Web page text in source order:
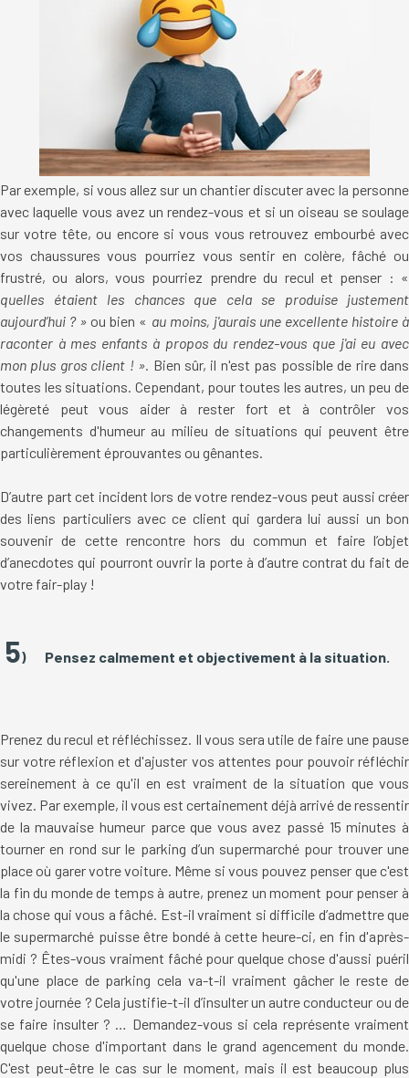
Par exemple, si vous allez sur un chantier discuter avec la personne
avec laquelle vous avez un rendez-vous et si un oiseau se soulage
sur votre tête, ou encore si vous vous retrouvez embourbé avec
vos chaussures vous pourriez vous sentir en colère, fâché ou
frustré, ou alors, vous pourriez prendre du recul et penser : «
quelles étaient les chances que cela se produise justement
aujourd’hui ? » ou bien « au moins, j'aurais une excellente histoire à
raconter à mes enfants à propos du rendez-vous que j'ai eu avec
mon plus gros client ! ». Bien sûr, il n'est pas possible de rire dans
toutes les situations. Cependant, pour toutes les autres, un peu de
légèreté peut vous aider à rester fort et à contrôler vos
changements d'humeur au milieu de situations qui peuvent être
particulièrement éprouvantes ou gênantes.
D’autre part cet incident lors de votre rendez-vous peut aussi créer
des liens particuliers avec ce client qui gardera lui aussi un bon
souvenir de cette rencontre hors du commun et faire l’objet
d’anecdotes qui pourront ouvrir la porte à d’autre contrat du fait de
votre fair-play !
5) Pensez calmement et objectivement à la situation.
Prenez du recul et réfléchissez. Il vous sera utile de faire une pause
sur votre réflexion et d'ajuster vos attentes pour pouvoir réfléchir
sereinement à ce qu'il en est vraiment de la situation que vous
vivez. Par exemple, il vous est certainement déjà arrivé de ressentir
de la mauvaise humeur parce que vous avez passé 15 minutes à
tourner en rond sur le parking d’un supermarché pour trouver une
place où garer votre voiture. Même si vous pouvez penser que c'est
la fin du monde de temps à autre, prenez un moment pour penser à
la chose qui vous a fâché. Est-il vraiment si difficile d’admettre que
le supermarché puisse être bondé à cette heure-ci, en fin d'après-
midi ? Êtes-vous vraiment fâché pour quelque chose d'aussi puéril
qu'une place de parking cela va-t-il vraiment gâcher le reste de
votre journée ? Cela justifie-t-il d’insulter un autre conducteur ou de
se faire insulter ? … Demandez-vous si cela représente vraiment
quelque chose d'important dans le grand agencement du monde.
C'est peut-être le cas sur le moment, mais il est beaucoup plus